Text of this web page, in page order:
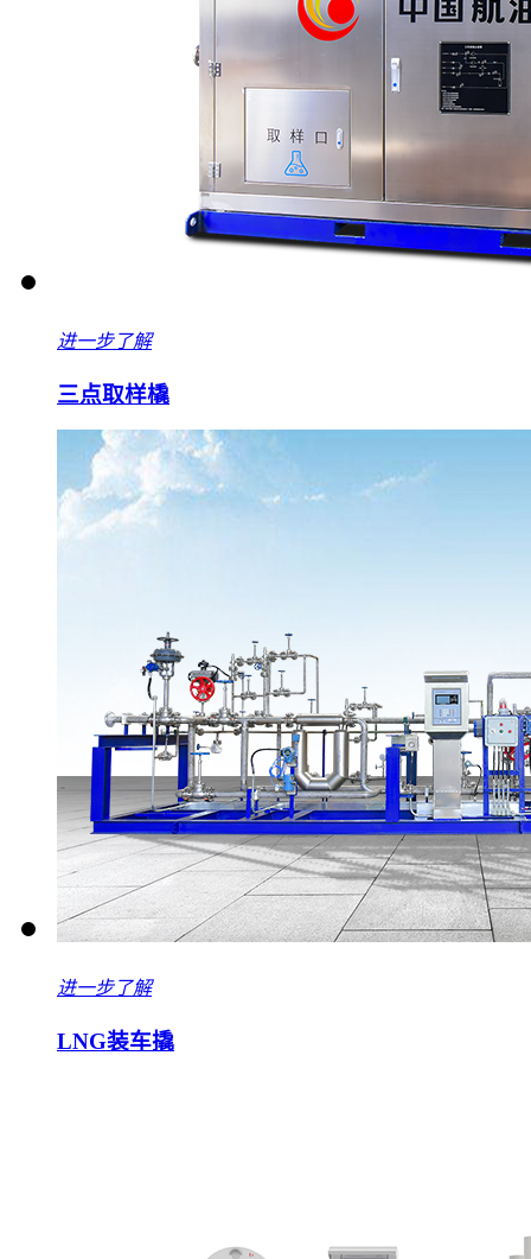
进一步了解
三点取样橇
进一步了解
LNG装车撬